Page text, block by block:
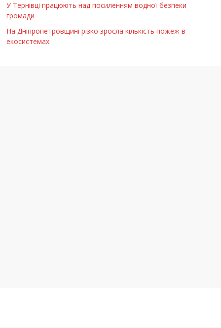
У Тернівці працюють над посиленням водної безпеки
громади
На Дніпропетровщині різко зросла кількість пожеж в
екосистемах